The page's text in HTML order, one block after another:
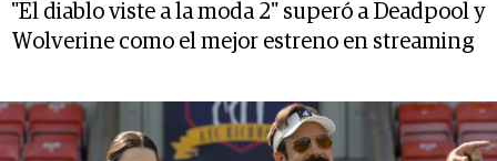
"El diablo viste a la moda 2" superó a Deadpool y
Wolverine como el mejor estreno en streaming